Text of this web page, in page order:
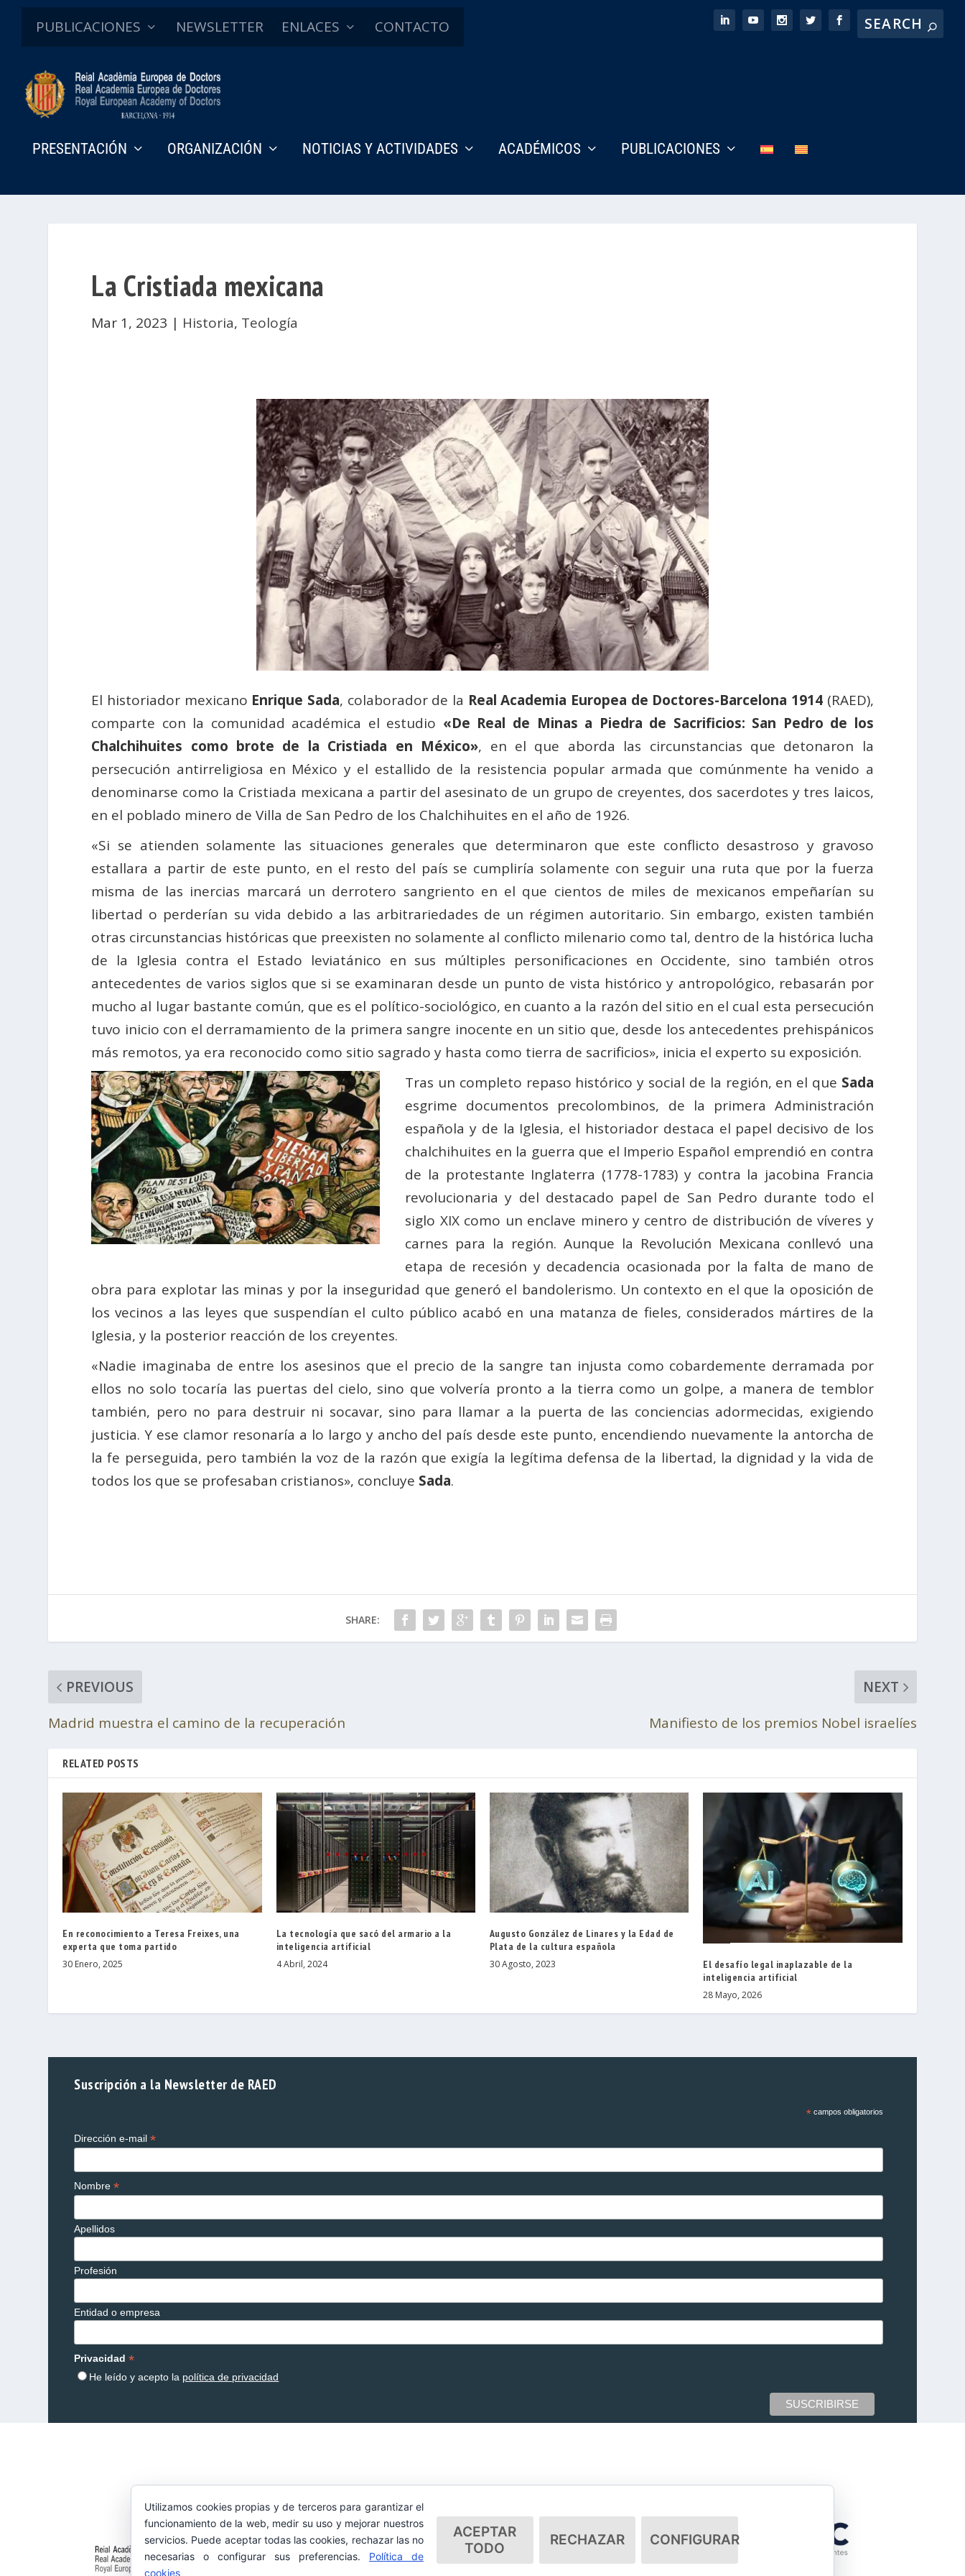
PUBLICACIONES NEWSLETTER ENLACES CONTACTO
PRESENTACIÓN ORGANIZACIÓN NOTICIAS Y ACTIVIDADES ACADÉMICOS PUBLICACIONES
La Cristiada mexicana
Mar 1, 2023 | Historia, Teología
El historiador mexicano Enrique Sada, colaborador de la Real Academia Europea de Doctores-Barcelona 1914 (RAED),
comparte con la comunidad académica el estudio «De Real de Minas a Piedra de Sacrificios: San Pedro de los
Chalchihuites como brote de la Cristiada en México», en el que aborda las circunstancias que detonaron la
persecución antirreligiosa en México y el estallido de la resistencia popular armada que comúnmente ha venido a
denominarse como la Cristiada mexicana a partir del asesinato de un grupo de creyentes, dos sacerdotes y tres laicos,
en el poblado minero de Villa de San Pedro de los Chalchihuites en el año de 1926.
«Si se atienden solamente las situaciones generales que determinaron que este conflicto desastroso y gravoso
estallara a partir de este punto, en el resto del país se cumpliría solamente con seguir una ruta que por la fuerza
misma de las inercias marcará un derrotero sangriento en el que cientos de miles de mexicanos empeñarían su
libertad o perderían su vida debido a las arbitrariedades de un régimen autoritario. Sin embargo, existen también
otras circunstancias históricas que preexisten no solamente al conflicto milenario como tal, dentro de la histórica lucha
de la Iglesia contra el Estado leviatánico en sus múltiples personificaciones en Occidente, sino también otros
antecedentes de varios siglos que si se examinaran desde un punto de vista histórico y antropológico, rebasarán por
mucho al lugar bastante común, que es el político-sociológico, en cuanto a la razón del sitio en el cual esta persecución
tuvo inicio con el derramamiento de la primera sangre inocente en un sitio que, desde los antecedentes prehispánicos
más remotos, ya era reconocido como sitio sagrado y hasta como tierra de sacrificios», inicia el experto su exposición.
Tras un completo repaso histórico y social de la región, en el que Sada
esgrime documentos precolombinos, de la primera Administración
española y de la Iglesia, el historiador destaca el papel decisivo de los
chalchihuites en la guerra que el Imperio Español emprendió en contra
de la protestante Inglaterra (1778-1783) y contra la jacobina Francia
revolucionaria y del destacado papel de San Pedro durante todo el
siglo XIX como un enclave minero y centro de distribución de víveres y
carnes para la región. Aunque la Revolución Mexicana conllevó una
etapa de recesión y decadencia ocasionada por la falta de mano de
obra para explotar las minas y por la inseguridad que generó el bandolerismo. Un contexto en el que la oposición de
los vecinos a las leyes que suspendían el culto público acabó en una matanza de fieles, considerados mártires de la
Iglesia, y la posterior reacción de los creyentes.
«Nadie imaginaba de entre los asesinos que el precio de la sangre tan injusta como cobardemente derramada por
ellos no solo tocaría las puertas del cielo, sino que volvería pronto a la tierra como un golpe, a manera de temblor
también, pero no para destruir ni socavar, sino para llamar a la puerta de las conciencias adormecidas, exigiendo
justicia. Y ese clamor resonaría a lo largo y ancho del país desde este punto, encendiendo nuevamente la antorcha de
la fe perseguida, pero también la voz de la razón que exigía la legítima defensa de la libertad, la dignidad y la vida de
todos los que se profesaban cristianos», concluye Sada.
SHARE:
PREVIOUS
Madrid muestra el camino de la recuperación
NEXT
Manifiesto de los premios Nobel israelíes
RELATED POSTS
En reconocimiento a Teresa Freixes, una
experta que toma partido
30 Enero, 2025
La tecnología que sacó del armario a la
inteligencia artificial
4 Abril, 2024
Augusto González de Linares y la Edad de
Plata de la cultura española
30 Agosto, 2023
El desafío legal inaplazable de la
inteligencia artificial
28 Mayo, 2026
Suscripción a la Newsletter de RAED
*campos obligatorios
Dirección e-mail*
Nombre*
Apellidos
Profesión
Entidad o empresa
Privacidad*
He leído y acepto la política de privacidad
Utilizamos cookies propias y de terceros para garantizar el
funcionamiento de la web, medir su uso y mejorar nuestros
servicios. Puede aceptar todas las cookies, rechazar las no
necesarias o configurar sus preferencias. Política de
cookies
ACEPTAR
TODO
RECHAZAR CONFIGURAR